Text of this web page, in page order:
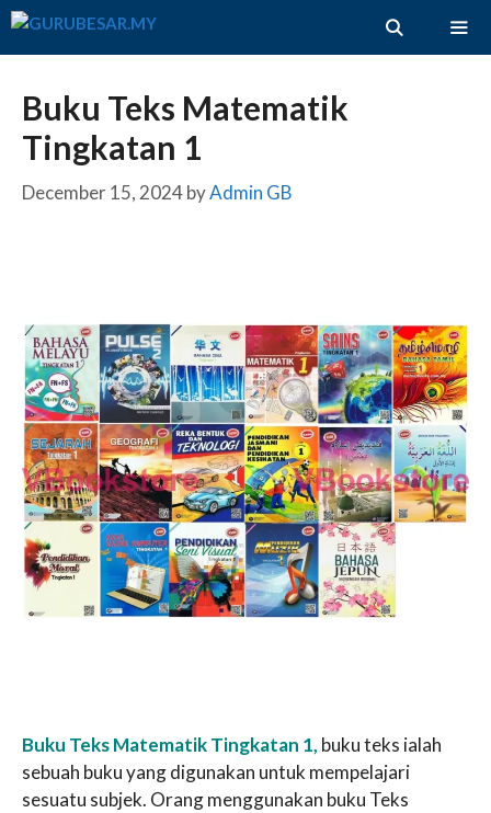
Skip
Buku Teks Matematik
Tingkatan 1
December 15, 2024byAdmin GB
Buku Teks Matematik Tingkatan 1, buku teks ialah
sebuah buku yang digunakan untuk mempelajari
sesuatu subjek. Orang menggunakan buku Teks